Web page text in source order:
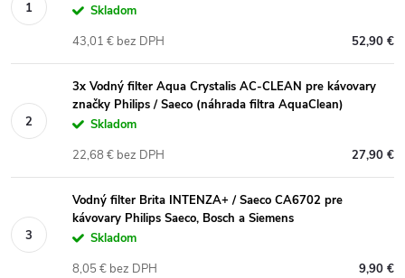
Skladom
52,90 €
43,01 € bez DPH
3x Vodný filter Aqua Crystalis AC-CLEAN pre kávovary
značky Philips / Saeco (náhrada filtra AquaClean)
Skladom
27,90 €
22,68 € bez DPH
Vodný filter Brita INTENZA+ / Saeco CA6702 pre
kávovary Philips Saeco, Bosch a Siemens
Skladom
9,90 €
8,05 € bez DPH